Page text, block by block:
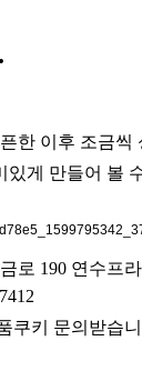
한 이후 조금씩
있게 만들어 볼
로 190 연수프
쿠키 문의받습